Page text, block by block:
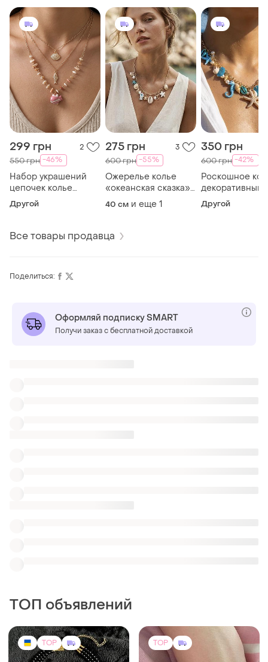
299 грн 2
550 грн -46%
Набор украшений
цепочек колье
«морской сет»
рашки керамическая
Другой
275 грн 3
600 грн -55%
Ожерелье колье
«океанская сказка»
керамические
40 см и еще 1
350 грн
600 грн -42%
Роскошное
подвесками
массивная
Другой
Все товары продавца
Поделиться:
Оформляй подписку SMART
Получи заказ с бесплатной доставкой
распродажа до 10 авг.
Намисто «петриківка»
45 см и еще 1
(в объявлении много
вариантов)